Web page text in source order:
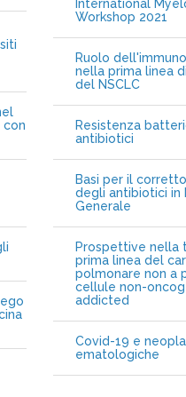
International
Workshop 2021
Ruolo
nella prima linea
del NSCLC
Resistenza
antibiotici
Basi per il
degli antibiotici in
Generale
Prospettive nella
prima linea del
polmonare non a
cellule non-
addicted
Covid-19 e
ematologiche